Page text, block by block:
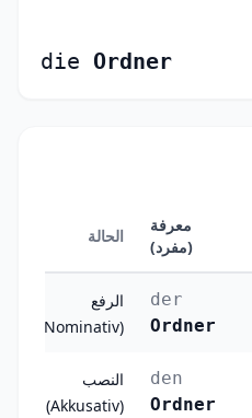
die Ordner
الحالة
معرفة
(مفرد)
الرفع
(Nominativ)
der
Ordner
النصب
(Akkusativ)
den
Ordner